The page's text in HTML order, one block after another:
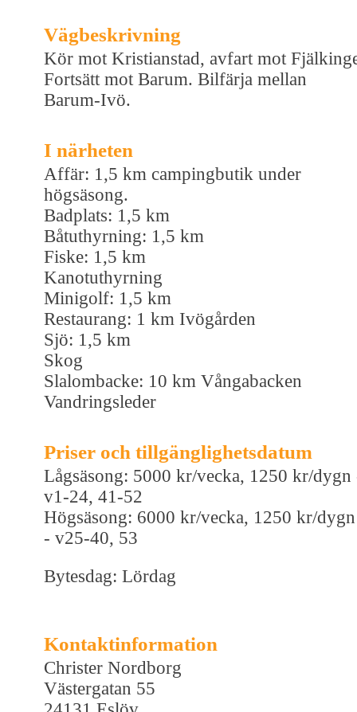
Vägbeskrivning
Kör mot Kristianstad, avfart mot
Fortsätt mot Barum. Bilfärja mellan
Barum-Ivö.
I närheten
Affär: 1,5 km campingbutik under
högsäsong.
Badplats: 1,5 km
Båtuthyrning: 1,5 km
Fiske: 1,5 km
Kanotuthyrning
Minigolf: 1,5 km
Restaurang: 1 km Ivögården
Sjö: 1,5 km
Skog
Slalombacke: 10 km Vångabacken
Vandringsleder
Priser och tillgänglighetsdatum
Lågsäsong: 5000 kr/vecka, 1250 kr/dygn
v1-24, 41-52
Högsäsong: 6000 kr/vecka, 1250 kr/dygn
- v25-40, 53
Bytesdag: Lördag
Kontaktinformation
Christer Nordborg
Västergatan 55